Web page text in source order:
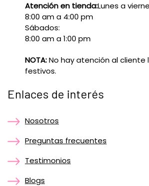
Atención en tienda:Lunes a
8:00 am a 4:00 pm
Sábados:
8:00 am a 1:00 pm
NOTA:No hay atención al cliente
festivos.
Enlaces de interés
Nosotros
Preguntas frecuentes
Testimonios
Blogs